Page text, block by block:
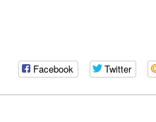
Facebook Twitter